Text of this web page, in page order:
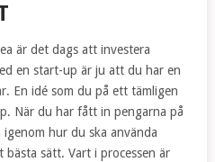
är det dags att investera
en start-up är ju att du har en
En idé som du på ett tämligen
När du har fått in pengarna på
hur du ska använda
sätt. Vart i processen är